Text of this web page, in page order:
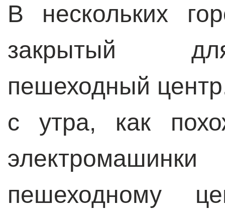
В нескольких
закрытый
пешеходный
с утра, как
пешеходному